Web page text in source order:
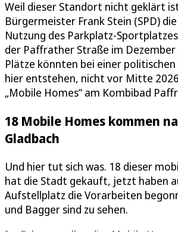
Weil dieser Standort nicht geklärt
Bürgermeister Frank Stein (SPD)
Nutzung des Parkplatz-
der Paffrather Straße im
Plätze könnten bei einer politischen
hier entstehen, nicht vor Mitte
„Mobile Homes“ am Kombibad
18 Mobile Homes kommen
Gladbach
Und hier tut sich was. 18 dieser
hat die Stadt gekauft, jetzt haben
Aufstellplatz die Vorarbeiten
und Bagger sind zu sehen.